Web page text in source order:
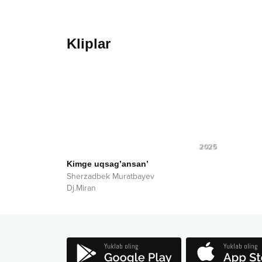
Kliplar
2025
Kimge uqsag’ansan’
Sherzadbek Muratbayev
Dj.Miran